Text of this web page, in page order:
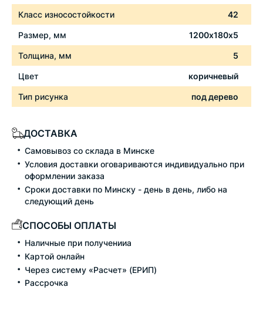
Класс износостойкости 42
Размер, мм 1200х180х5
Толщина, мм 5
Цвет коричневый
Тип рисунка под дерево
ДОСТАВКА
Самовывоз со склада в Минске
Условия доставки оговариваются индивидуально при
оформлении заказа
Сроки доставки по Минску - день в день, либо на
следующий день
СПОСОБЫ ОПЛАТЫ
Наличные при полученииа
Картой онлайн
Через систему «Расчет» (ЕРИП)
Рассрочка